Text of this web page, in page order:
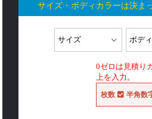
サイズ・ボディカラーは決ま
0ゼロは見積り
上を入力。
枚数 半角数